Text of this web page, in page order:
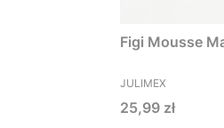
Figi Mousse
PRODUCENT
JULIMEX
Cena
25,99 zł